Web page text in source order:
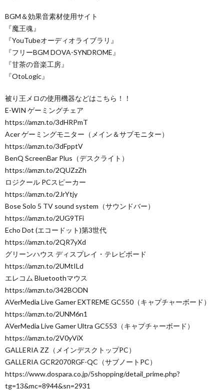
BGM＆効果音素材使用サイト
『魔王魂』
『YouTubeオーディオライブラリ』
『フリーBGM DOVA-SYNDROME』
『甘茶の音楽工房』
『OtoLogic』
被り王メロの使用機器などはこちら！！
E-WIN ゲーミングチェア
https://amzn.to/3dHRPmT
Acer ゲーミングモニター（メイン＆サブモニター）
https://amzn.to/3dFpptV
BenQ ScreenBar Plus（デスクライト）
https://amzn.to/2QUZzZh
ロジクール PCスピーカー
https://amzn.to/2JrYtjy
Bose Solo 5 TV sound system（サウンドバー）
https://amzn.to/2UG9TFi
Echo Dot (エコードット)第3世代
https://amzn.to/2QR7yXd
グリーンハウス ディスプレイ・テレビボード
https://amzn.to/2UMtILd
エレコム Bluetoothマウス
https://amzn.to/342BODN
AVerMedia Live Gamer EXTREME GC550（キャプチャーボード）
https://amzn.to/2UNM6n1
AVerMedia Live Gamer Ultra GC553（キャプチャーボード）
https://amzn.to/2V0yViX
GALLERIA ZZ（メインデスクトップPC）
GALLERIA GCR2070RGF-QC（サブノートPC）
https://www.dospara.co.jp/5shopping/detail_prime.php?
tg=13&mc=8944&sn=2931